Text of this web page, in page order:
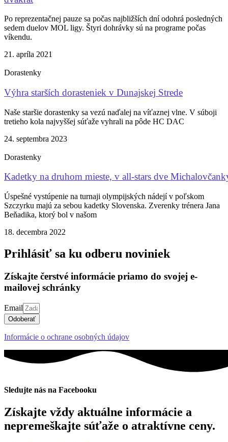
Po reprezentačnej pauze sa počas najbližších dní odohrá posledných
sedem duelov MOL ligy. Štyri dohrávky sú na programe počas
víkendu.
21. apríla 2021
Dorastenky
Výhra starších dorasteniek v Dunajskej Strede
Naše staršie dorastenky sa vezú naďalej na víťaznej vlne. V súboji
tretieho kola najvyššej súťaže vyhrali na pôde HC DAC
24. septembra 2023
Dorastenky
Kadetky na druhom mieste, v all-stars dve
Úspešné vystúpenie na turnaji olympijských nádejí v poľskom
Szczyrku majú za sebou kadetky Slovenska. Zverenky trénera Jana
Beňadika, ktorý bol v našom
18. decembra 2022
Prihlásiť sa ku odberu noviniek
Získajte čerstvé informácie priamo do svojej e-
mailovej schránky
Email
Odoberať
Informácie o ochrane osobných údajov
Sledujte nás na Facebooku
Získajte vždy aktuálne informácie a
nepremeškajte súťaže o atraktívne ceny.